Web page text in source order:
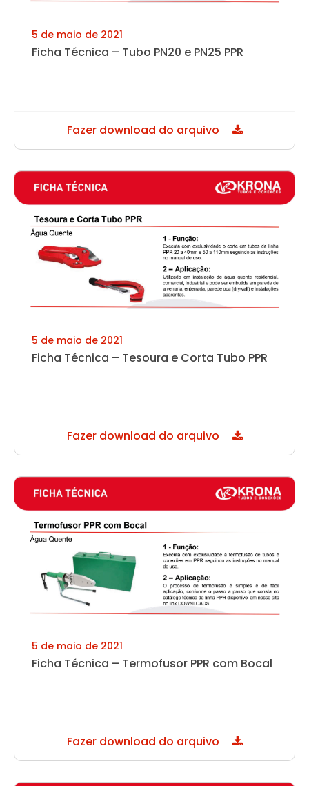
5 de maio de 2021
Ficha Técnica – Tubo PN20 e PN25 PPR
Fazer download do arquivo
5 de maio de 2021
Ficha Técnica – Tesoura e Corta Tubo PPR
Fazer download do arquivo
5 de maio de 2021
Ficha Técnica – Termofusor PPR com Bocal
Fazer download do arquivo